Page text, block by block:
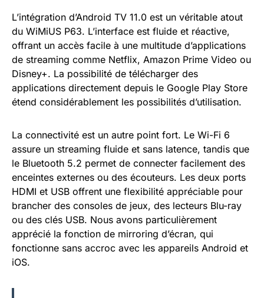
L’intégration d’Android TV 11.0 est un véritable atout
du WiMiUS P63. L’interface est fluide et réactive,
offrant un accès facile à une multitude d’applications
de streaming comme Netflix, Amazon Prime Video ou
Disney+. La possibilité de télécharger des
applications directement depuis le Google Play Store
étend considérablement les possibilités d’utilisation.
La connectivité est un autre point fort. Le Wi-Fi 6
assure un streaming fluide et sans latence, tandis que
le Bluetooth 5.2 permet de connecter facilement des
enceintes externes ou des écouteurs. Les deux ports
HDMI et USB offrent une flexibilité appréciable pour
brancher des consoles de jeux, des lecteurs Blu-ray
ou des clés USB. Nous avons particulièrement
apprécié la fonction de mirroring d’écran, qui
fonctionne sans accroc avec les appareils Android et
iOS.